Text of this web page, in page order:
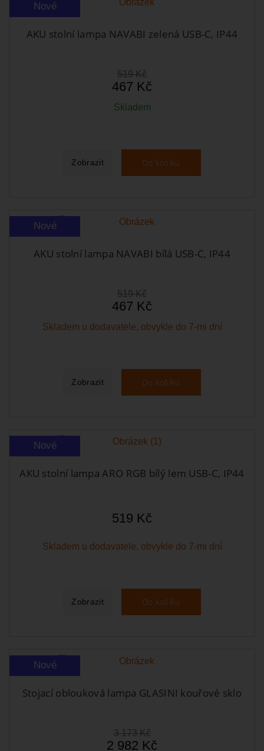
Nové
AKU stolní lampa NAVABI zelená USB-C, IP44
519 Kč
467 Kč
Skladem
Zobrazit Do košíku
Nové
AKU stolní lampa NAVABI bílá USB-C, IP44
519 Kč
467 Kč
Skladem u dodavatele, obvykle do 7-mi dní
Zobrazit Do košíku
Nové
AKU stolní lampa ARO RGB bílý lem USB-C, IP44
519 Kč
Skladem u dodavatele, obvykle do 7-mi dní
Zobrazit Do košíku
Nové
Stojací oblouková lampa GLASINI kouřové sklo
3 173 Kč
2 982 Kč